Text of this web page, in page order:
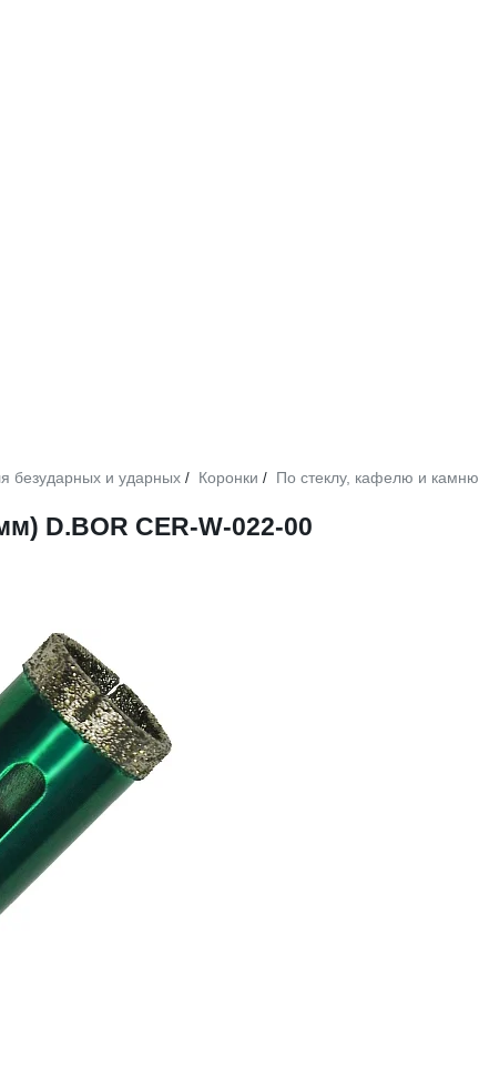
безударных и ударных / Коронки / По стеклу, кафелю и камню
D.BOR CER-W-022-00